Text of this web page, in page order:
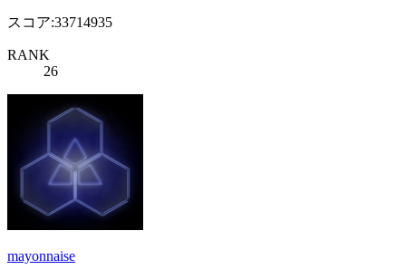
スコア:33714935
RANK
26
mayonnaise